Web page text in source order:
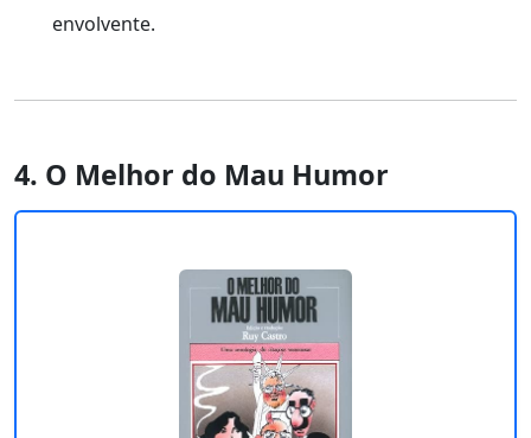
envolvente.
4. O Melhor do Mau Humor